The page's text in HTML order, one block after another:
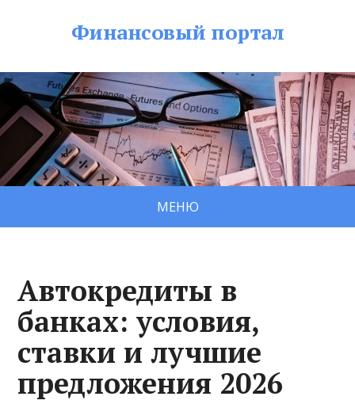
Финансовый портал
МЕНЮ
Автокредиты в
банках: условия,
ставки и лучшие
предложения 2026